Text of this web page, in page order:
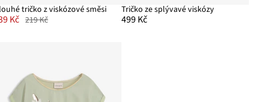
tričko z viskózové směsi
Kč 219 Kč
Tričko ze splývavé viskózy
499 Kč